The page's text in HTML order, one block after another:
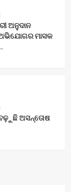
ଅନୁଦାନ
ମାସକ
ବଢ଼ୁଛି ଅସନ୍ତୋଷ